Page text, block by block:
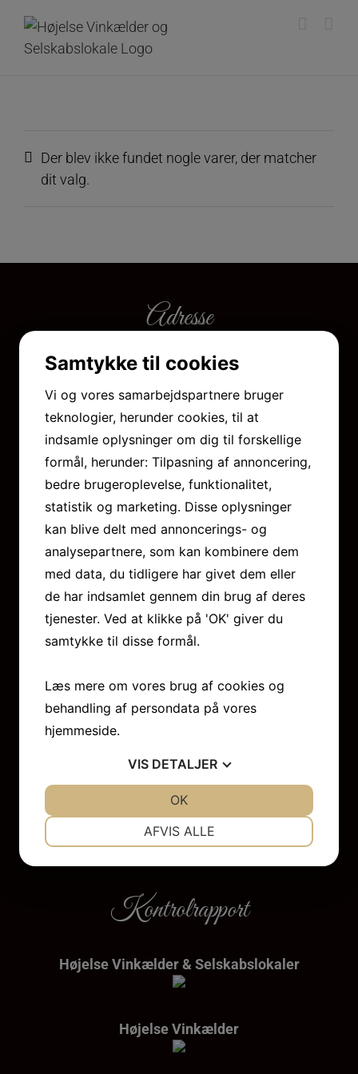
content
Der blev ikke fundet nogle varer, der matcher
dit valg.
Adresse
Højelsevej 23
4623 Lille Skensved
CVR-nummer
32997171
Kontakt
Telefon:25 40 22 12
Skriv til os:
lundager@hoejelsevinkaelder.dk
Betaling
Vi tager imod følgende
betalingskort:
Kontrolrapport
Højelse Vinkælder & Selskabslokaler
Højelse Vinkælder
Samtykke til cookies
Vi og vores samarbejdspartnere bruger
teknologier, herunder cookies, til at
indsamle oplysninger om dig til forskellige
formål, herunder: Tilpasning af annoncering,
bedre brugeroplevelse, funktionalitet,
statistik og marketing. Disse oplysninger
kan blive delt med annoncerings- og
analysepartnere, som kan kombinere dem
med data, du tidligere har givet dem eller
de har indsamlet gennem din brug af deres
tjenester. Ved at klikke på 'OK' giver du
samtykke til disse formål.
Læs mere om vores brug af cookies og
behandling af persondata på vores
hjemmeside.
VIS DETALJER
AFVIS ALLE
OK